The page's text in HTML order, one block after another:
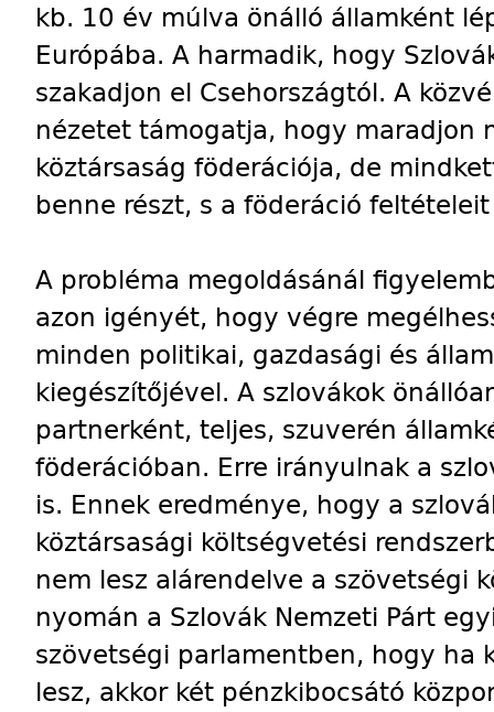
kb. 10 év múlva önálló államként
Európába. A harmadik, hogy
szakadjon el Csehországtól. A
nézetet támogatja, hogy maradjon
köztársaság föderációja, de
benne részt, s a föderáció
A probléma megoldásánál
azon igényét, hogy végre
minden politikai, gazdasági és
kiegészítőjével. A szlovákok
partnerként, teljes, szuverén
föderációban. Erre irányulnak a
is. Ennek eredménye, hogy a
köztársasági költségvetési
nem lesz alárendelve a szövetségi
nyomán a Szlovák Nemzeti Párt
szövetségi parlamentben, hogy ha
lesz, akkor két pénzkibocsátó